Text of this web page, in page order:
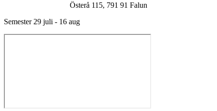
Österå 115, 791 91 Falun
Semester 29 juli - 16 aug